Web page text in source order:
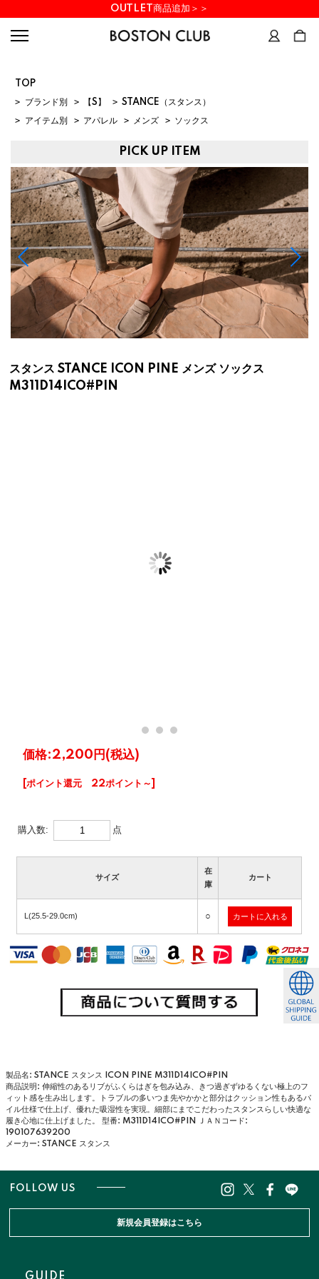
OUTLET商品追加＞＞
TOP
> ブランド別 > 【S】 > STANCE（スタンス）
> アイテム別 > アパレル > メンズ > ソックス
PICK UP ITEM
スタンス STANCE ICON PINE メンズ ソックス
M311D14ICO#PIN
価格:2,200円 (税込)
[ポイント還元 22ポイント～]
購入数: 点
サイズ
在
庫
カート
L(25.5-29.0cm) ○
製品名: STANCE スタンス ICON PINE M311D14ICO#PIN
商品説明: 伸縮性のあるリブがふくらはぎを包み込み、きつ過ぎずゆるくない極上のフ
ィット感を生み出します。トラブルの多いつま先やかかと部分はクッション性もあるパ
イル仕様で仕上げ、優れた吸湿性を実現。細部にまでこだわったスタンスらしい快適な
履き心地に仕上げました。
型番: M311D14ICO#PIN
ＪＡＮコード:
190107639200
メーカー: STANCE スタンス
FOLLOW US
新規会員登録はこちら